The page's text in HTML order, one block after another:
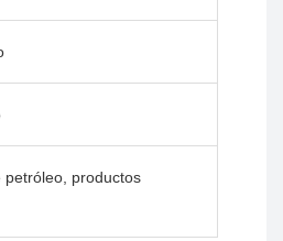
petróleo, productos